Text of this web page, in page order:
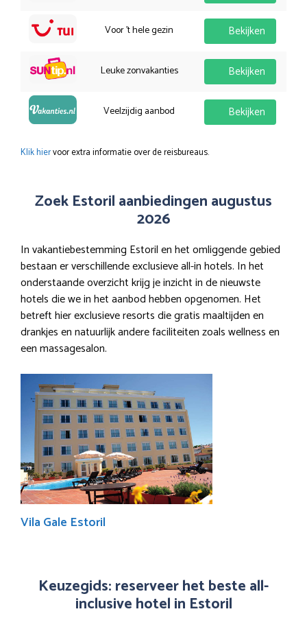
Voor 't hele gezin Bekijken
Leuke zonvakanties Bekijken
Veelzijdig aanbod Bekijken
Klik hiervoor extra informatie over de reisbureaus.
Zoek Estoril aanbiedingen augustus
2026
In vakantiebestemming Estoril en het omliggende gebied
bestaan er verschillende exclusieve all-in hotels. In het
onderstaande overzicht krijg je inzicht in de nieuwste
hotels die we in het aanbod hebben opgenomen. Het
betreft hier exclusieve resorts die gratis maaltijden en
drankjes en natuurlijk andere faciliteiten zoals wellness en
een massagesalon.
Vila Gale Estoril
Keuzegids: reserveer het beste all-
inclusive hotel in Estoril